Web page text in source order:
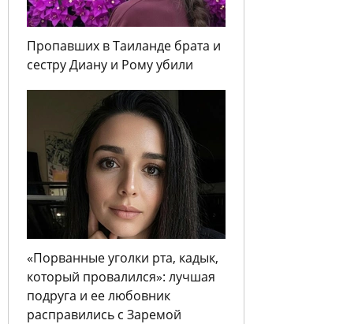
Пропавших в Таиланде брата и
сестру Диану и Рому убили
«Порванные уголки рта, кадык,
который провалился»: лучшая
подруга и ее любовник
расправились с Заремой